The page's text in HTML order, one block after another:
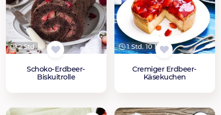
2 Std.
Schoko-Erdbeer-
Biskuitrolle
1 Std. 10 Min.
Cremiger Erdbeer-
Käsekuchen